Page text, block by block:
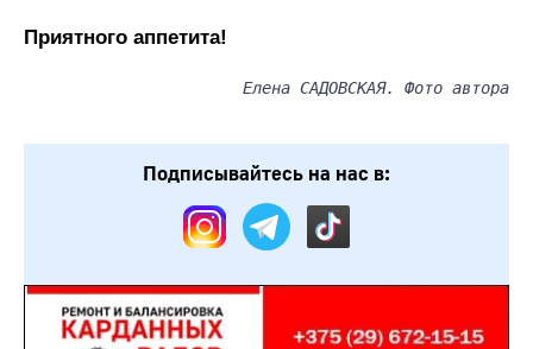
Приятного аппетита!
Елена САДОВСКАЯ. Фото автора
Подписывайтесь на нас в: